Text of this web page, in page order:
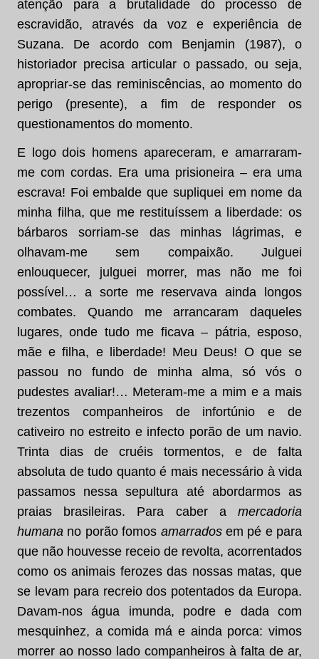
atenção para a brutalidade do processo de
escravidão, através da voz e experiência de
Suzana. De acordo com Benjamin (1987), o
historiador precisa articular o passado, ou seja,
apropriar-se das reminiscências, ao momento do
perigo (presente), a fim de responder os
questionamentos do momento.
E logo dois homens apareceram, e amarraram-
me com cordas. Era uma prisioneira – era uma
escrava! Foi embalde que supliquei em nome da
minha filha, que me restituíssem a liberdade: os
bárbaros sorriam-se das minhas lágrimas, e
olhavam-me sem compaixão. Julguei
enlouquecer, julguei morrer, mas não me foi
possível… a sorte me reservava ainda longos
combates. Quando me arrancaram daqueles
lugares, onde tudo me ficava – pátria, esposo,
mãe e filha, e liberdade! Meu Deus! O que se
passou no fundo de minha alma, só vós o
pudestes avaliar!… Meteram-me a mim e a mais
trezentos companheiros de infortúnio e de
cativeiro no estreito e infecto porão de um navio.
Trinta dias de cruéis tormentos, e de falta
absoluta de tudo quanto é mais necessário à vida
passamos nessa sepultura até abordarmos as
praias brasileiras. Para caber a mercadoria
humana no porão fomos amarrados em pé e para
que não houvesse receio de revolta, acorrentados
como os animais ferozes das nossas matas, que
se levam para recreio dos potentados da Europa.
Davam-nos água imunda, podre e dada com
mesquinhez, a comida má e ainda porca: vimos
morrer ao nosso lado companheiros à falta de ar,